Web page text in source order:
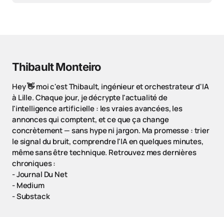
Thibault Monteiro
Hey 👋 moi c'est Thibault, ingénieur et orchestrateur d'IA
à Lille. Chaque jour, je décrypte l'actualité de
l'intelligence artificielle : les vraies avancées, les
annonces qui comptent, et ce que ça change
concrètement — sans hype ni jargon. Ma promesse : trier
le signal du bruit, comprendre l'IA en quelques minutes,
même sans être technique. Retrouvez mes dernières
chroniques :
-Journal Du Net
-Medium
-Substack